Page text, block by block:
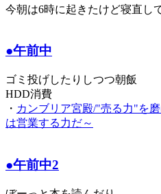
今朝は6時に起きたけど寝直し
●午前中
ゴミ投げしたりしつつ朝飯
HDD消費
・ カンブリア宮殿/"売る力"を
は営業する力だ～
●午前中2